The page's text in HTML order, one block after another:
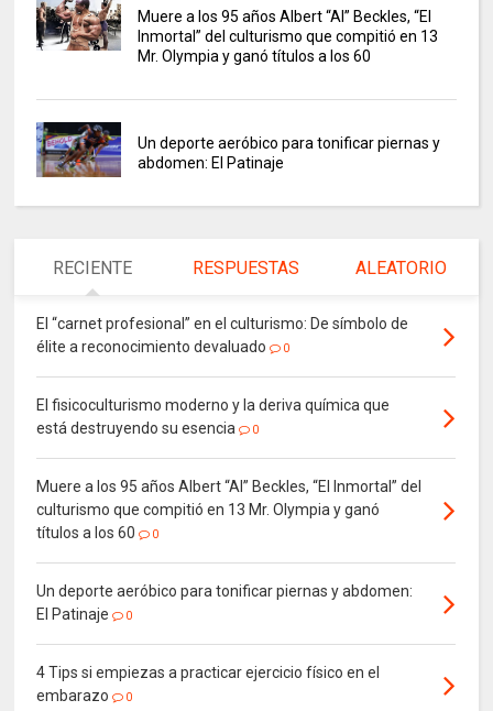
Muere a los 95 años Albert “Al” Beckles, “El
Inmortal” del culturismo que compitió en 13
Mr. Olympia y ganó títulos a los 60
Un deporte aeróbico para tonificar piernas y
abdomen: El Patinaje
RECIENTE RESPUESTAS ALEATORIO
El “carnet profesional” en el culturismo: De símbolo de
élite a reconocimiento devaluado
0
El fisicoculturismo moderno y la deriva química que
está destruyendo su esencia
0
Muere a los 95 años Albert “Al” Beckles, “El Inmortal” del
culturismo que compitió en 13 Mr. Olympia y ganó
títulos a los 60
0
Un deporte aeróbico para tonificar piernas y abdomen:
El Patinaje
0
4 Tips si empiezas a practicar ejercicio físico en el
embarazo
0